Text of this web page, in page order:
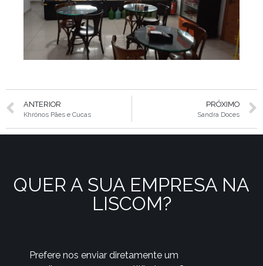
ANTERIOR
Khrónos Pães e Cucas
PRÓXIMO
Sandra Doces
QUER A SUA EMPRESA NA
LISCOM?
Prefere nos enviar diretamente um